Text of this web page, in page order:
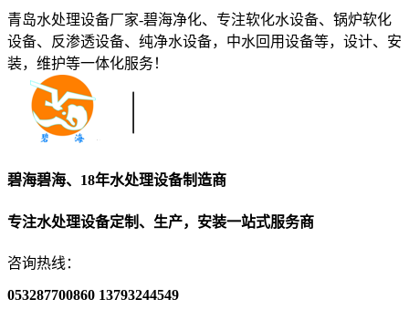
青岛水处理设备厂家-碧海净化、专注软化水设备、锅炉软化
设备、反渗透设备、纯净水设备，中水回用设备等，设计、安
装，维护等一体化服务！
碧海碧海、18年水处理设备制造商
专注水处理设备定制、生产，安装一站式服务商
咨询热线：
053287700860 13793244549